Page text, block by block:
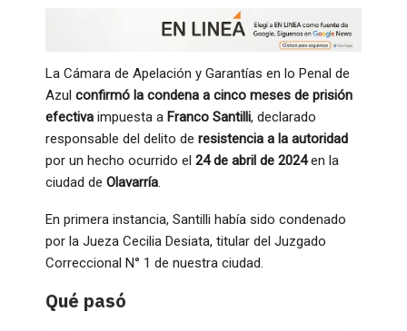
La Cámara de Apelación y Garantías en lo Penal de
Azul confirmó la condena a cinco meses de prisión
efectiva impuesta a Franco Santilli, declarado
responsable del delito de resistencia a la autoridad
por un hecho ocurrido el 24 de abril de 2024en la
ciudad de Olavarría.
En primera instancia, Santilli había sido condenado
por la Jueza Cecilia Desiata, titular del Juzgado
Correccional N° 1 de nuestra ciudad.
Qué pasó